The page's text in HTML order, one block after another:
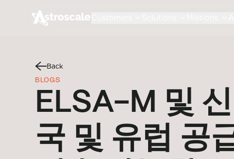
Back
BLOGS
ELSA-M 및
국 및 유럽 공